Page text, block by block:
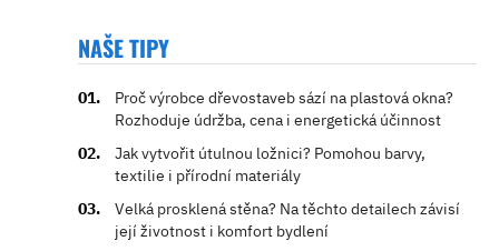
NAŠE TIPY
Proč výrobce dřevostaveb sází na plastová okna?
Rozhoduje údržba, cena i energetická účinnost
Jak vytvořit útulnou ložnici? Pomohou barvy,
textilie i přírodní materiály
Velká prosklená stěna? Na těchto detailech závisí
její životnost i komfort bydlení